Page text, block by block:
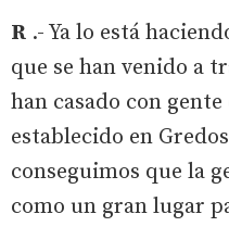
R .- Ya lo está
que se han venido a
han casado con
establecido en
conseguimos que la
como un gran lugar